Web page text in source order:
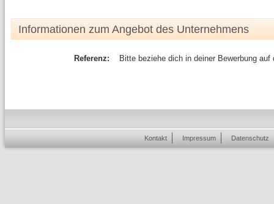
Informationen zum Angebot des Unternehmens
Referenz: Bitte beziehe dich in deiner Bewerbung auf
Kontakt Impressum Datenschutz